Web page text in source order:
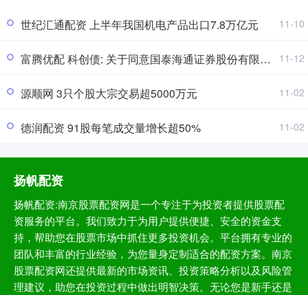
世纪汇通配资 上半年我国机电产品出口7.8万亿元 11-10
富腾优配 科创债: 关于同意国泰海通证券股份有限公司为博时上证AAA科技创新公司债交易型开放式指数证券投资基金提供主做市服务的公告 11-12
源顺网 3只个股大宗交易超5000万元 11-02
德润配资 91股每笔成交量增长超50% 11-02
扬帆配资
扬帆配资:南京股票配资网是一个专注于为投资者提供股票配
资服务的平台。我们致力于为用户提供便捷、安全的资金支
持，帮助您在股票市场中抓住更多投资机会。平台拥有专业的
团队和丰富的行业经验，为您量身定制适合的配资方案。南京
股票配资网还提供最新的市场资讯、投资策略分析以及风险管
理建议，助您在投资过程中做出明智决策。无论您是新手还是